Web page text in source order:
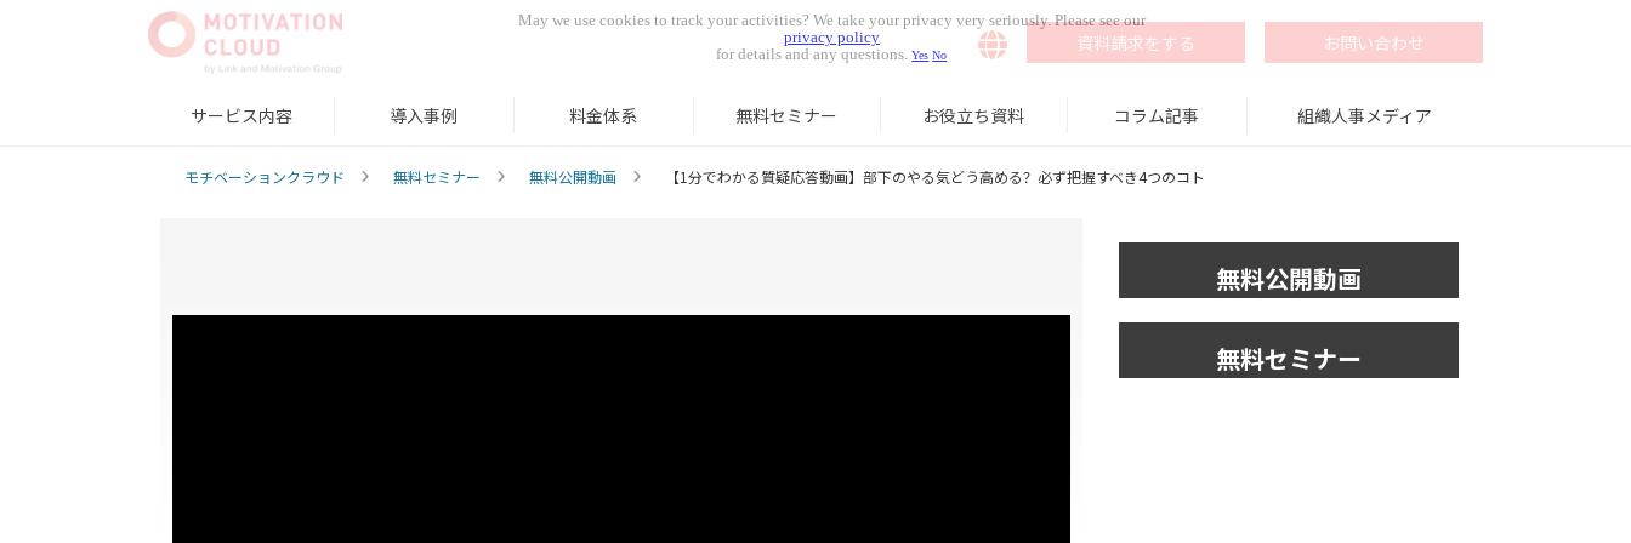
資料請求をする お問い合わせ
サービス内容 導入事例 料金体系 無料セミナー お役立ち資料 コラム記事 組織人事メディア
モチベーションクラウド 無料セミナー 無料公開動画 【1分でわかる質疑応答動画】部下のやる気どう高める？必ず把握すべき4つのコト
無料公開動画
無料セミナー
May we use cookies to track your activities? We take your privacy very seriously. Please see our
privacy policy
for details and any questions.Yes No